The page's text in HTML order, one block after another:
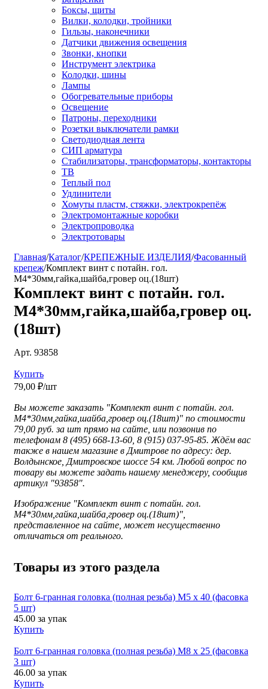
Боксы, щиты
Вилки, колодки, тройники
Гильзы, наконечники
Датчики движения освещения
Звонки, кнопки
Инструмент электрика
Колодки, шины
Лампы
Обогревательные приборы
Освещение
Патроны, переходники
Розетки выключатели рамки
Светодиодная лента
СИП арматура
Стабилизаторы, трансформаторы, контакторы
ТВ
Теплый пол
Удлинители
Хомуты пластм, стяжки, электрокрепёж
Электромонтажные коробки
Электропроводка
Электротовары
Главная/Каталог/КРЕПЕЖНЫЕ ИЗДЕЛИЯ/Фасованный
крепеж/Комплект винт с потайн. гол.
М4*30мм,гайка,шайба,гровер оц.(18шт)
Комплект винт с потайн. гол.
М4*30мм,гайка,шайба,гровер оц.
(18шт)
Арт. 93858
Купить
79,00 ₽/шт
Вы можете заказать "Комплект винт с потайн. гол.
М4*30мм,гайка,шайба,гровер оц.(18шт)" по стоимости
79,00 руб. за шт прямо на сайте, или позвонив по
телефонам 8 (495) 668-13-60, 8 (915) 037-95-85. Ждём вас
также в нашем магазине в Дмитрове по адресу: дер.
Волдынское, Дмитровское шоссе 54 км. Любой вопрос по
товару вы можете задать нашему менеджеру, сообщив
артикул "93858".
Изображение "Комплект винт с потайн. гол.
М4*30мм,гайка,шайба,гровер оц.(18шт)",
представленное на сайте, может несущественно
отличаться от реального.
Товары из этого раздела
Болт 6-гранная головка (полная резьба) М5 х 40 (фасовка
5 шт)
45.00 за упак
Купить
Болт 6-гранная головка (полная резьба) М8 х 25 (фасовка
3 шт)
46.00 за упак
Купить